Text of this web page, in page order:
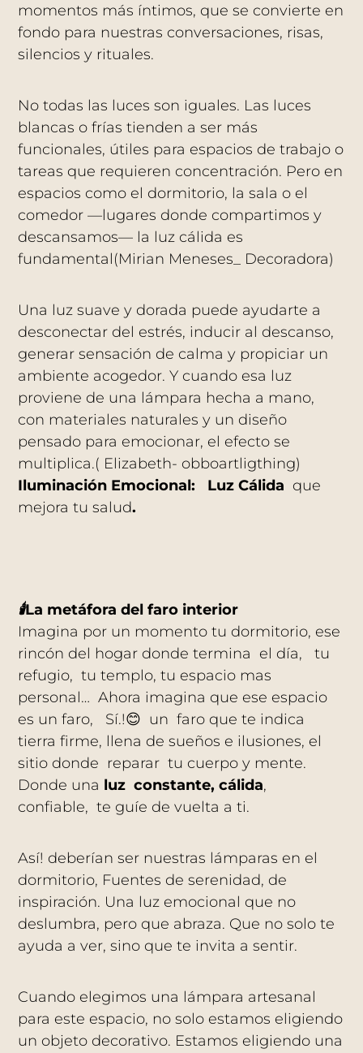
momentos más íntimos, que se convierte en
fondo para nuestras conversaciones, risas,
silencios y rituales.
No todas las luces son iguales. Las luces
blancas o frías tienden a ser más
funcionales, útiles para espacios de trabajo o
tareas que requieren concentración. Pero en
espacios como el dormitorio, la sala o el
comedor —lugares donde compartimos y
descansamos— la luz cálida es
fundamental(Mirian Meneses_ Decoradora)
Una luz suave y dorada puede ayudarte a
desconectar del estrés, inducir al descanso,
generar sensación de calma y propiciar un
ambiente acogedor. Y cuando esa luz
proviene de una lámpara hecha a mano,
con materiales naturales y un diseño
pensado para emocionar, el efecto se
multiplica.( Elizabeth- obboartligthing)
Iluminación Emocional: Luz Cálida que
mejora tu salud.
🕯️La metáfora del faro interior
Imagina por un momento tu dormitorio, ese
rincón del hogar donde termina el día, tu
refugio, tu templo, tu espacio mas
personal… Ahora imagina que ese espacio
es un faro, Sí.!😊 un faro que te indica
tierra firme, llena de sueños e ilusiones, el
sitio donde reparar tu cuerpo y mente.
Donde una luz constante, cálida,
confiable, te guíe de vuelta a ti.
Así! deberían ser nuestras lámparas en el
dormitorio, Fuentes de serenidad, de
inspiración. Una luz emocional que no
deslumbra, pero que abraza. Que no solo te
ayuda a ver, sino que te invita a sentir.
Cuando elegimos una lámpara artesanal
para este espacio, no solo estamos eligiendo
un objeto decorativo. Estamos eligiendo una